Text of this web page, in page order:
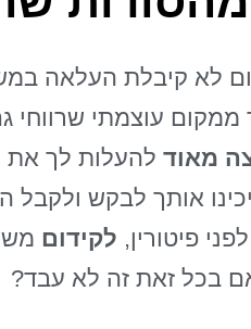
לא קיבלת העלאה
עוצמתי שרווחי
מאוד להעלות לך
אותך לבקש
פיטורין, לקידום
בכל זאת זה לא עבד?